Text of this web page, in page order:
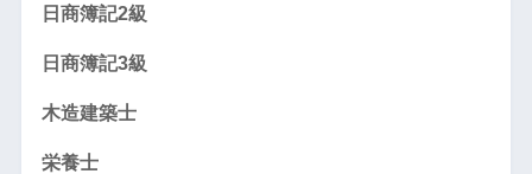
日商簿記2級
日商簿記3級
木造建築士
栄養士